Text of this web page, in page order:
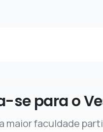
se para o
maior faculdade